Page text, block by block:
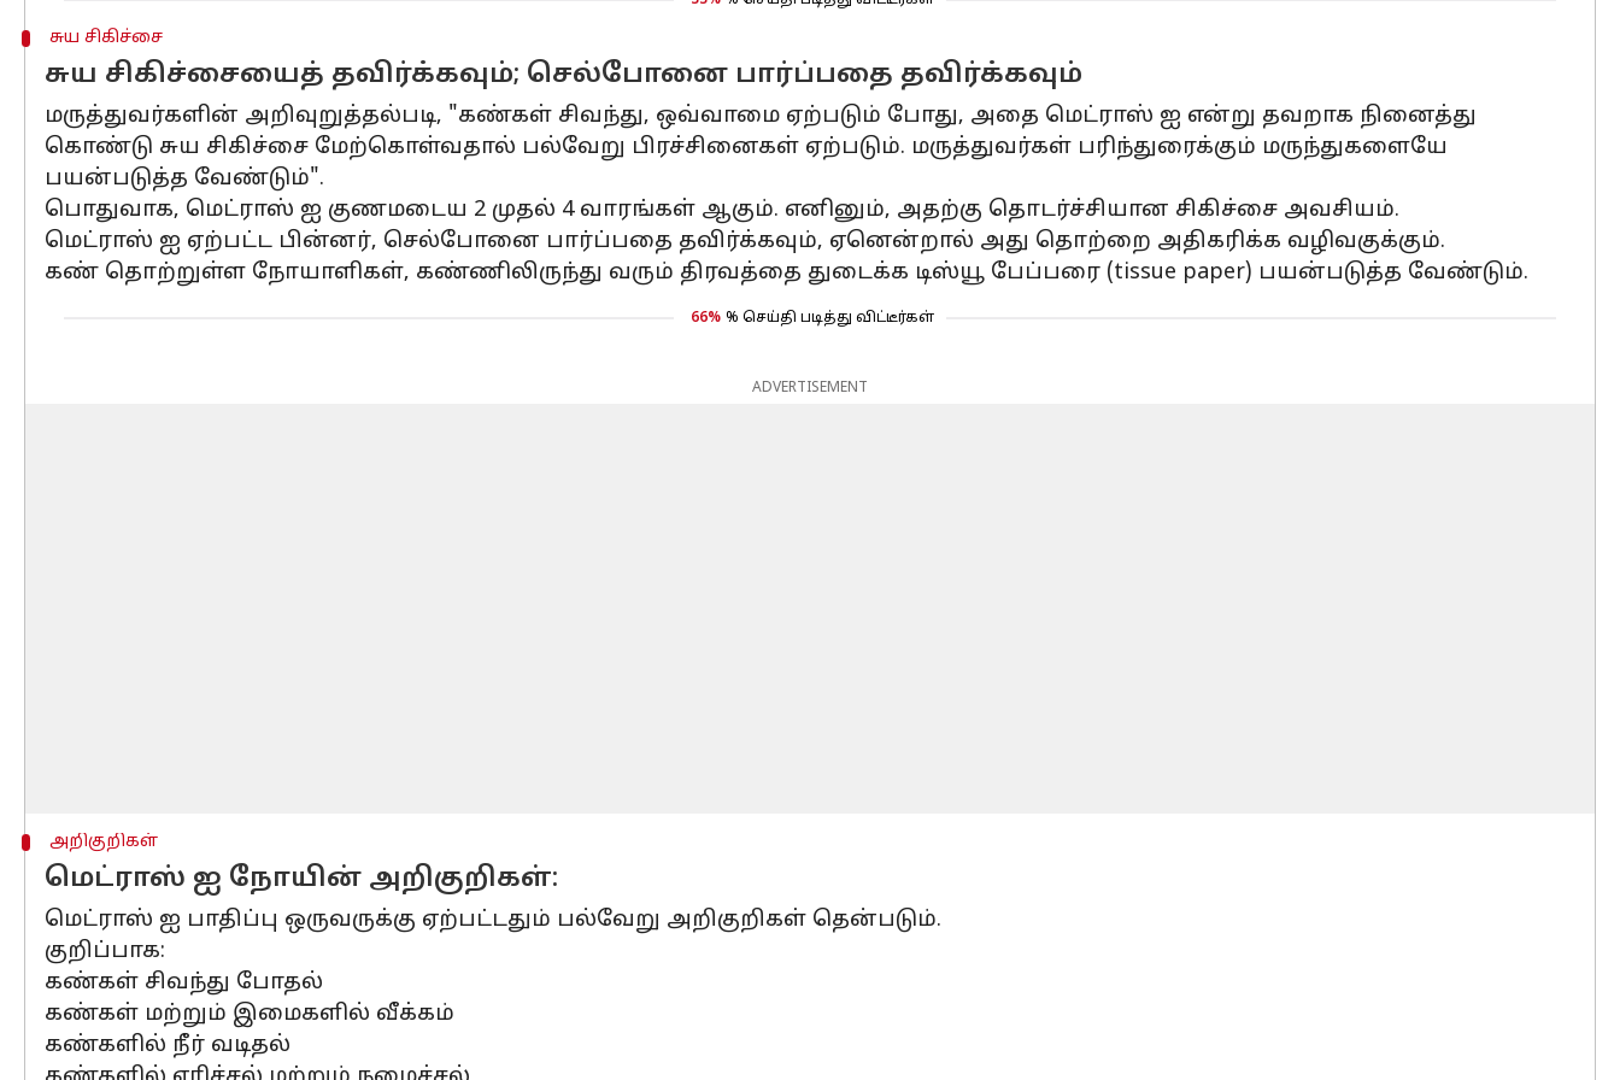
சுய சிகிச்சை
சுய சிகிச்சையைத் தவிர்க்கவும்; செல்போனை பார்ப்பதை தவிர்க்கவும்
மருத்துவர்களின் அறிவுறுத்தல்படி, "கண்கள் சிவந்து, ஒவ்வாமை ஏற்படும் போது, அதை மெட்ராஸ் ஐ என்று தவறாக நினைத்து
கொண்டு சுய சிகிச்சை மேற்கொள்வதால் பல்வேறு பிரச்சினைகள் ஏற்படும். மருத்துவர்கள் பரிந்துரைக்கும் மருந்துகளையே
பயன்படுத்த வேண்டும்".
பொதுவாக, மெட்ராஸ் ஐ குணமடைய 2 முதல் 4 வாரங்கள் ஆகும். எனினும், அதற்கு தொடர்ச்சியான சிகிச்சை அவசியம்.
மெட்ராஸ் ஐ ஏற்பட்ட பின்னர், செல்போனை பார்ப்பதை தவிர்க்கவும், ஏனென்றால் அது தொற்றை அதிகரிக்க வழிவகுக்கும்.
கண் தொற்றுள்ள நோயாளிகள், கண்ணிலிருந்து வரும் திரவத்தை துடைக்க டிஸ்யூ பேப்பரை (tissue paper) பயன்படுத்த வேண்டும்.
66% % செய்தி படித்து விட்டீர்கள்
ADVERTISEMENT
அறிகுறிகள்
மெட்ராஸ் ஐ நோயின் அறிகுறிகள்:
மெட்ராஸ் ஐ பாதிப்பு ஒருவருக்கு ஏற்பட்டதும் பல்வேறு அறிகுறிகள் தென்படும்.
குறிப்பாக:
கண்கள் சிவந்து போதல்
கண்கள் மற்றும் இமைகளில் வீக்கம்
கண்களில் நீர் வடிதல்